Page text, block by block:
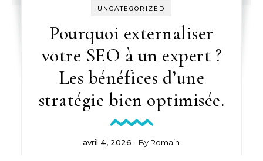
UNCATEGORIZED
Pourquoi externaliser
votre SEO à un expert ?
Les bénéfices d’une
stratégie bien optimisée.
avril 4, 2026 - By Romain